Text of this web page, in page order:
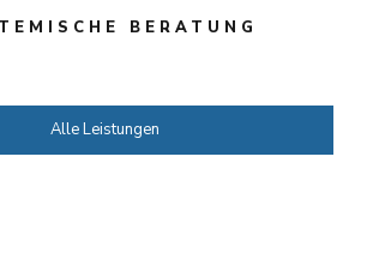
BERATUNG
Alle Leistungen